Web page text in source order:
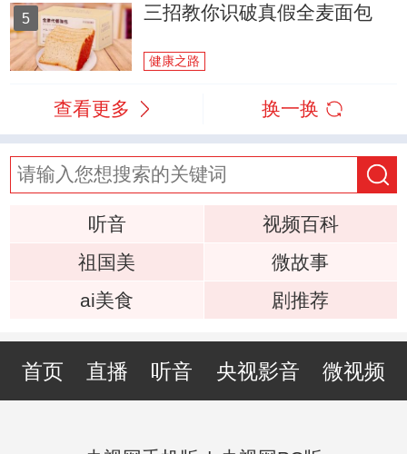
5 三招教你识破真假全麦面包
健康之路
查看更多 换一换
听音
视频百科
祖国美
微故事
ai美食
剧推荐
首页 直播 听音 央视影音 微视频